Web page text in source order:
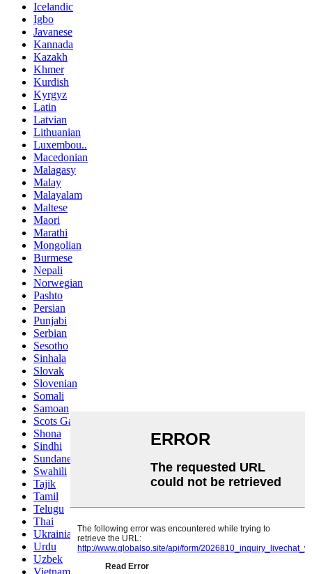
Icelandic
Igbo
Javanese
Kannada
Kazakh
Khmer
Kurdish
Kyrgyz
Latin
Latvian
Lithuanian
Luxembou..
Macedonian
Malagasy
Malay
Malayalam
Maltese
Maori
Marathi
Mongolian
Burmese
Nepali
Norwegian
Pashto
Persian
Punjabi
Serbian
Sesotho
Sinhala
Slovak
Slovenian
Somali
Samoan
Scots Gaelic
Shona
Sindhi
Sundanese
Swahili
Tajik
Tamil
Telugu
Thai
Ukrainian
Urdu
Uzbek
Vietnamese